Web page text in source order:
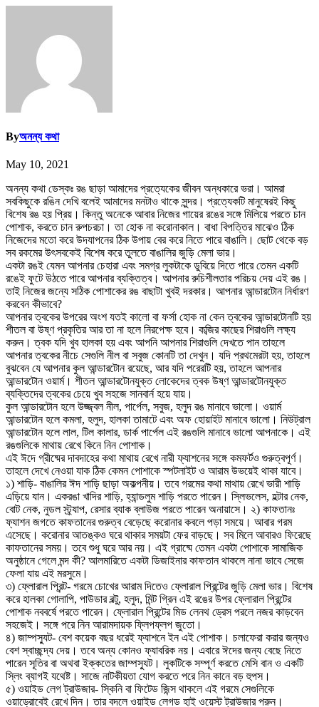
Byঅনন্য কথা
May 10, 2021
অনন্য কথা ডেস্কঃ রঙ ছাড়া আমাদের প্রত্যেকের জীবন অন্ধকারে ভরা। আমরা
সবকিছুকে রঙিন দেখি বলেই আমাদের মনটাও থাকে সুন্দর। প্রত্যেকটি মানুষেরই কিছু
বিশেষ রঙ হয় প্রিয়। কিন্তু অনেকে আবার নিজের গায়ের রঙের সঙ্গে মিলিয়ে পরতে চান
পোশাক, করতে চান রুপচরচা। তা হোক না করোনাকাল। বাধা বিপত্তির মাঝেও ঠিক
নিজেদের মতো করে উদযাপনের ঠিক উপায় বের করে নিতে পারে বাঙালি। ছোট থেকে বড়
সব রকমের উৎসবকেই বিশেষ করে তুলতে বাঙালির জুড়ি মেলা ভার।
একটা রঙই যেমন আপনার চেহারা এবং সমগ্র লুকটাকে ডুবিয়ে দিতে পারে তেমন একটি
রঙেই ফুটে উঠতে পারে আপনার ব্যক্তিত্ব। আপনার রুচিশীলতার পরিচয় দেয় এই রঙ।
তাই নিজের জন্যে সঠিক পোশাকের রঙ বাছাটা খুবই দরকার। আপনার আন্ডারটোন নির্ধারণ
করবেন কীভাবে?
আপনার ত্বকের উপরের অংশ যতই কালো বা ফর্সা হোক না কেন ত্বকের আন্ডারটোনটি হয়
শীতল বা উষ্ণ প্রকৃতির আর তা না হলে নিরপেক্ষ হবে। কব্জির কাছের শিরাগুলি লক্ষ্য
করুন। ত্বক যদি খুব হালকা হয় এবং আপনি আপনার শিরাগুলি দেখতে পান তাহলে
আপনার ত্বকের নীচে সেগুলি নীল বা সবুজ কোনটি তা দেখুন। যদি প্রথমেরটা হয়, তাহলে
বুঝবেন যে আপনার কুল আন্ডারটোন রয়েছে, আর যদি পরেরটি হয়, তাহলে আপনার
আন্ডারটোন ওয়ার্ম। শীতল আন্ডারটোনযুক্ত লোকেদের ত্বক উষ্ণ আন্ডারটোনযুক্ত
ব্যক্তিদের ত্বকের চেয়ে খুব সহজে সানবার্ন হয়ে যায়।
কুল আন্ডারটোন হলে উজ্জ্বল নীল, পার্পেল, সবুজ, হলুদ রঙ মানাবে ভালো। ওয়ার্ম
আন্ডারটোন হলে কমলা, হলুদ, হালকা তামাটে এবং অফ হোয়াইট মানাবে ভালো। নিউট্রাল
আন্ডারটোন হলে লাল, টিল কালার, ডার্ক পার্পেল এই রঙগুলি মানাবে ভালো আপনাকে। এই
রঙগুলিকে মাথায় রেখে কিনে নিন পোশাক।
এই ঈদে গ্রীষ্মের দাবদাহের কথা মাথায় রেখে নারী ফ্যাশনের সঙ্গে কমফর্টও গুরুত্বপূর্ণ।
তাহলে দেখে নেওয়া যাক ঠিক কেমন পোশাকে স্পটলাইট ও আরাম উভয়েই থাকা যাবে।
১) শাড়ি- বাঙালির ঈদ শাড়ি ছাড়া অকল্পনীয়। তবে গরমের কথা মাথায় রেখে ভারী শাড়ি
এড়িয়ে যান। একরঙা খাদির শাড়ি, হ্যান্ডলুম শাড়ি পরতে পারেন। স্লিভলেস, হল্টার নেক,
বোট নেক, নুডল স্ট্র্যাপ, রেসার ব্যাক ব্লাউজ পরতে পারেন অনায়াসে। ২) কাফতানঃ
ফ্যাশন জগতে কাফতানের গুরুত্ব বেড়েছে করোনার কবলে পড়া সময়ে। আবার গরম
এসেছে। করোনার আতঙ্কও ঘরে থাকার সময়টা ফের বাড়ছে। সব মিলে আবারও ফিরেছে
কাফতানের সময়। তবে শুধু ঘরে আর নয়। এই গ্রাষ্মে তেমন একটা পোশাকে সামাজিক
অনুষ্ঠানে গেলে মন্দ কী? আলমারিতে একটা ডিজাইনার কাফতান থাকলে নানা ভাবে সেজে
ফেলা যায় এই মরসুমে।
৩) ফ্লোরাল প্রিন্ট- গরমে চোখের আরাম দিতেও ফ্লোরাল প্রিন্টের জুড়ি মেলা ভার। বিশেষ
করে হালকা গোলাপি, পাউডার বল্টু, হলুদ, মিন্ট গ্রিন এই রঙের উপর ফ্লোরাল প্রিন্টের
পোশাক নববর্ষে পরতে পারেন। ফ্লোরাল প্রিন্টের মিড লেনথ ড্রেস পরলে নজর কাড়বেন
সহজেই। সঙ্গে পরে নিন আরামদায়ক ফ্লিপফ্লপ জুতো।
৪) জাম্পস্যুট- বেশ কয়েক বছর ধরেই ফ্যাশনে ইন এই পোশাক। চলাফেরা করার জন্যও
বেশ স্বাচ্ছন্দ্য দেয়। তবে অন্য কোনও ফ্যাবরিক নয়। এবারে ঈদের জন্য বেছে নিতে
পারেন সূতির বা অথবা ইক্কতের জাম্পস্যুট। লুকটিকে সম্পূর্ণ করতে মেসি বান ও একটি
স্লিং ব্যাগই যথেষ্ট। সাজে নাটকীয়তা যোগ করতে পরে নিন কানে বড় হুপস।
৫) ওয়াইড লেগ ট্রাউজার- স্কিনি বা ফিটেড জিন্স থাকলে এই গরমে সেগুলিকে
ওয়াড্রোবেই রেখে দিন। তার বদলে ওয়াইড লেগড হাই ওয়েস্ট ট্রাউজার পরুন।